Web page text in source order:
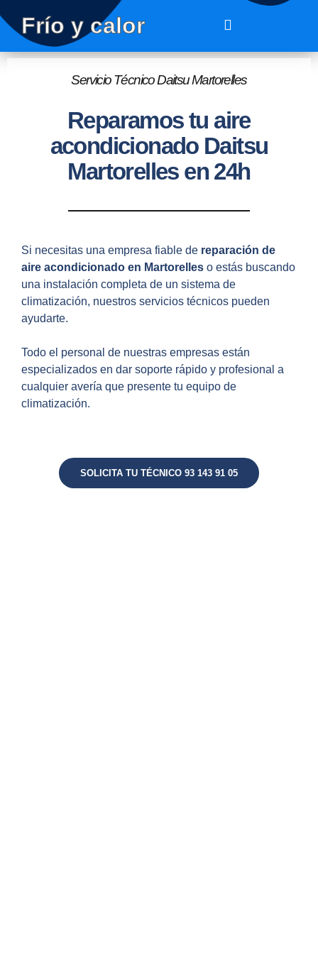
Frío y calor
Servicio Técnico Daitsu Martorelles
Reparamos tu aire
acondicionado Daitsu
Martorelles en 24h
Si necesitas una empresa fiable de reparación de
aire acondicionado en Martorelles o estás buscando
una instalación completa de un sistema de
climatización, nuestros servicios técnicos pueden
ayudarte.
Todo el personal de nuestras empresas están
especializados en dar soporte rápido y profesional a
cualquier avería que presente tu equipo de
climatización.
SOLICITA TU TÉCNICO 93 143 91 05